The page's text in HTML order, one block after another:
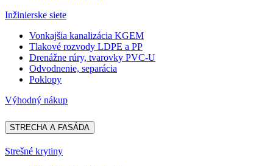
Inžinierske siete
Vonkajšia kanalizácia KGEM
Tlakové rozvody LDPE a PP
Drenážne rúry, tvarovky PVC-U
Odvodnenie, separácia
Poklopy
Výhodný nákup
STRECHA A FASÁDA
Strešné krytiny